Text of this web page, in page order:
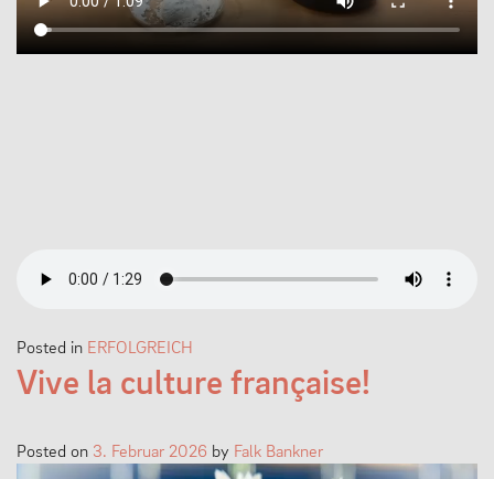
Posted in ERFOLGREICH
Vive la culture française!
Posted on 3. Februar 2026 by Falk Bankner